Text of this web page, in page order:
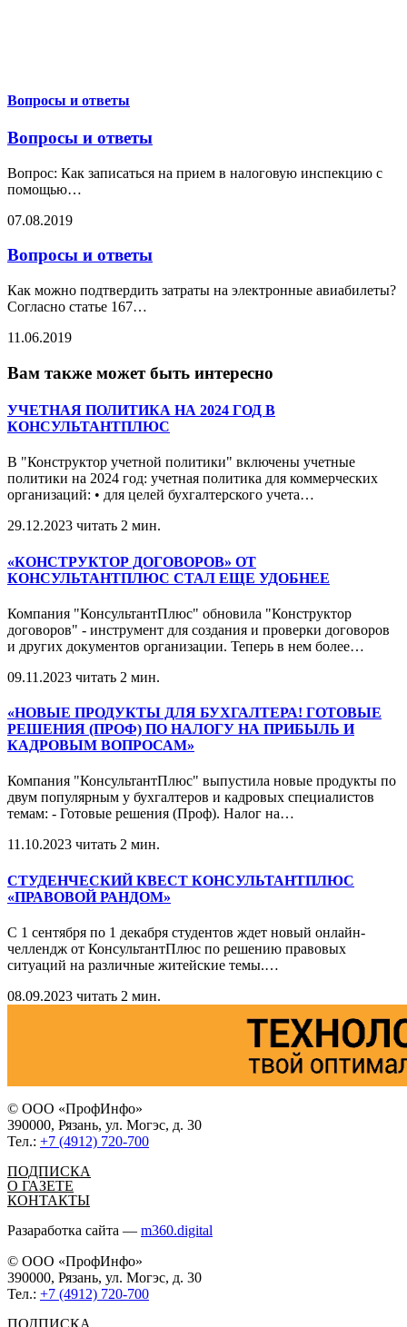
Вопросы и ответы
Вопросы и ответы
Вопрос: Как записаться на прием в налоговую инспекцию с
помощью…
07.08.2019
Вопросы и ответы
Как можно подтвердить затраты на электронные авиабилеты?
Согласно статье 167…
11.06.2019
Вам также может быть интересно
УЧЕТНАЯ ПОЛИТИКА НА 2024 ГОД В
КОНСУЛЬТАНТПЛЮС
В "Конструктор учетной политики" включены учетные
политики на 2024 год: учетная политика для коммерческих
организаций: • для целей бухгалтерского учета…
29.12.2023 читать 2 мин.
«КОНСТРУКТОР ДОГОВОРОВ» ОТ
КОНСУЛЬТАНТПЛЮС СТАЛ ЕЩЕ УДОБНЕЕ
Компания "КонсультантПлюс" обновила "Конструктор
договоров" - инструмент для создания и проверки договоров
и других документов организации. Теперь в нем более…
09.11.2023 читать 2 мин.
«НОВЫЕ ПРОДУКТЫ ДЛЯ БУХГАЛТЕРА! ГОТОВЫЕ
РЕШЕНИЯ (ПРОФ) ПО НАЛОГУ НА ПРИБЫЛЬ И
КАДРОВЫМ ВОПРОСАМ»
Компания "КонсультантПлюс" выпустила новые продукты по
двум популярным у бухгалтеров и кадровых специалистов
темам: - Готовые решения (Проф). Налог на…
11.10.2023 читать 2 мин.
СТУДЕНЧЕСКИЙ КВЕСТ КОНСУЛЬТАНТПЛЮС
«ПРАВОВОЙ РАНДОМ»
С 1 сентября по 1 декабря студентов ждет новый онлайн-
челлендж от КонсультантПлюс по решению правовых
ситуаций на различные житейские темы.…
08.09.2023 читать 2 мин.
© ООО «ПрофИнфо»
390000, Рязань, ул. Могэс, д. 30
Тел.: +7 (4912) 720-700
ПОДПИСКА
О ГАЗЕТЕ
КОНТАКТЫ
Разаработка сайта — m360.digital
© ООО «ПрофИнфо»
390000, Рязань, ул. Могэс, д. 30
Тел.: +7 (4912) 720-700
ПОДПИСКА